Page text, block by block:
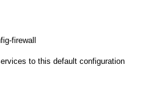
firewall
to this default configuration